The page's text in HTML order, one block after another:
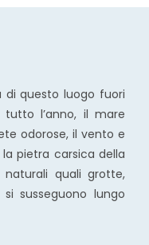
di questo luogo fuori
l’anno, il mare
odorose, il vento e
pietra carsica della
quali grotte,
susseguono lungo